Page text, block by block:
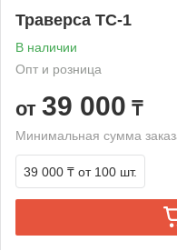
Траверса ТС-1
В наличии
Опт и розница
от 39 000 ₸
Минимальная сумма
39 000 ₸ от 100 шт.